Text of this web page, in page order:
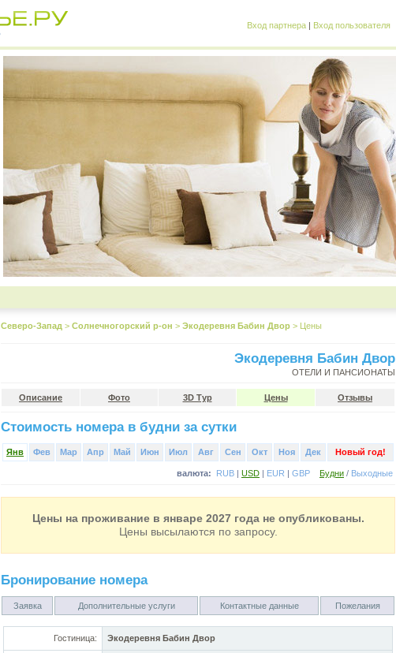
Вход партнера | Вход пользователя
Северо-Запад > Солнечногорский р-он > Экодеревня Бабин Двор > Цены
Экодеревня Бабин Двор
ОТЕЛИ И ПАНСИОНАТЫ
Описание Фото 3D Тур Цены Отзывы
Стоимость номера в будни за сутки
Янв Фев Мар Апр Май Июн Июл Авг Сен Окт Ноя Дек Новый год!
валюта: RUB | USD | EUR | GBP Будни / Выходные
Цены на проживание в январе 2027 года не опубликованы.
Цены высылаются по запросу.
Бронирование номера
Заявка Дополнительные услуги Контактные данные Пожелания
Гостиница: Экодеревня Бабин Двор